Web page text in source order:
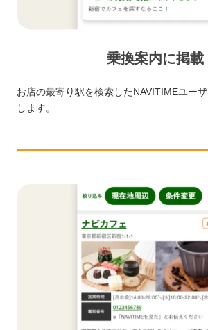
乗換案内に掲載
お店の最寄り駅を検索したNAVITIMEユー
します。